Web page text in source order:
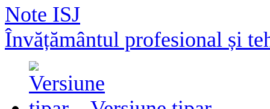
Note ISJ
Învățământul profesional și